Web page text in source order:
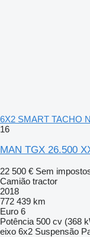
6X2 SMART TACHO
16
MAN TGX 26.500
22 500 € Sem
Camião tractor
2018
772 439 km
Euro 6
Potência 500 cv (368
eixo 6x2 Suspensão